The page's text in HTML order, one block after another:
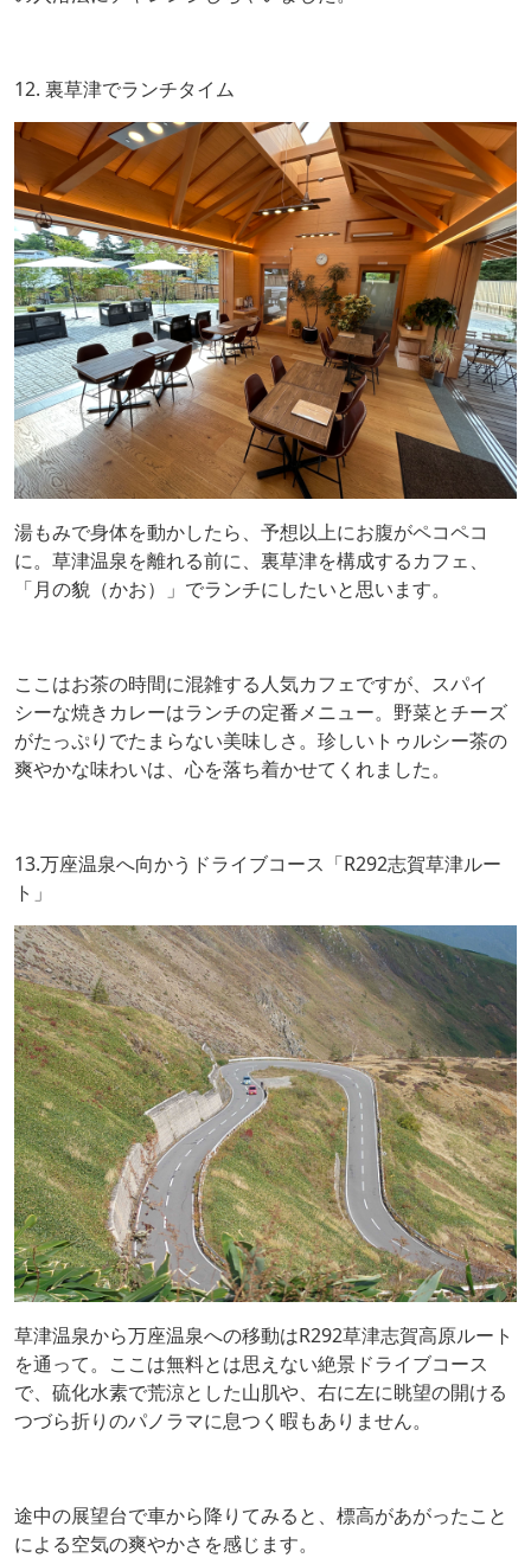
12. 裏草津でランチタイム
湯もみで身体を動かしたら、予想以上にお腹がペコペコ
に。草津温泉を離れる前に、裏草津を構成するカフェ、
「月の貌（かお）」でランチにしたいと思います。
ここはお茶の時間に混雑する人気カフェですが、スパイ
シーな焼きカレーはランチの定番メニュー。野菜とチーズ
がたっぷりでたまらない美味しさ。珍しいトゥルシー茶の
爽やかな味わいは、心を落ち着かせてくれました。
13.万座温泉へ向かうドライブコース「R292志賀草津ルー
ト」
草津温泉から万座温泉への移動はR292草津志賀高原ルート
を通って。ここは無料とは思えない絶景ドライブコース
で、硫化水素で荒涼とした山肌や、右に左に眺望の開ける
つづら折りのパノラマに息つく暇もありません。
途中の展望台で車から降りてみると、標高があがったこと
による空気の爽やかさを感じます。